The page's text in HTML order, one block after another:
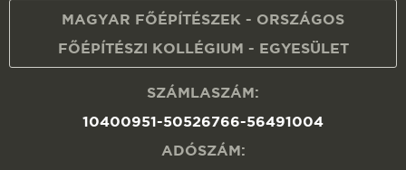
MAGYAR FŐÉPÍTÉSZEK - ORSZÁGOS
FŐÉPÍTÉSZI KOLLÉGIUM - EGYESÜLET
SZÁMLASZÁM:
10400951-50526766-56491004
ADÓSZÁM: